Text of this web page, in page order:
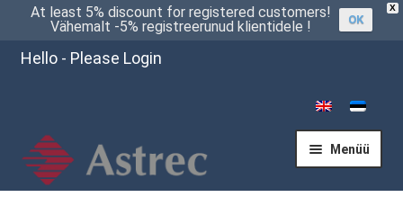
X
At least 5% discount for registered customers!
Vähemalt -5% registreerunud klientidele !
OK
Hello - Please Login
Menüü